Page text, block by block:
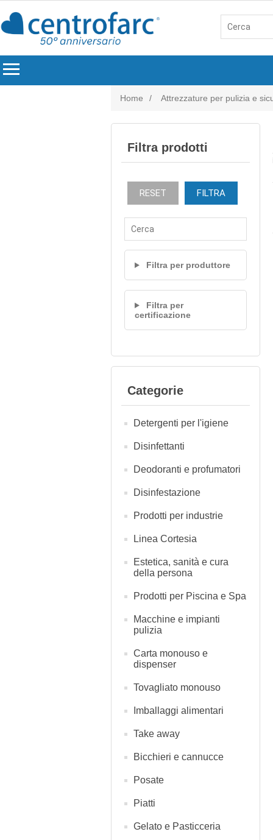
menu
Home / Attrezzature per pulizia e
Filtra prodotti
RESET FILTRA
Filtra per produttore
Filtra per
certificazione
Categorie
Detergenti per l'igiene
Disinfettanti
Deodoranti e profumatori
Disinfestazione
Prodotti per industrie
Linea Cortesia
Estetica, sanità e cura
della persona
Prodotti per Piscina e Spa
Macchine e impianti
pulizia
Carta monouso e
dispenser
Tovagliato monouso
Imballaggi alimentari
Take away
Bicchieri e cannucce
Posate
Piatti
Gelato e Pasticceria